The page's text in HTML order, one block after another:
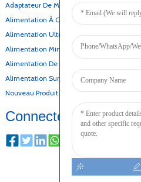
Adaptateur De Montage Mural
Alimentation À Cadre Ouvert
Alimentation Ultra-Mince
Alimentation Mince
Alimentation De Secours Par Batterie
Alimentation Sur Rail DIN
Nouveau Produit
Connecter